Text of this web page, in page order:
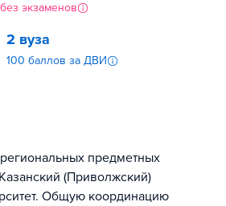
без экзаменов
2 вуза
100 баллов за ДВИ
предметных
(Приволжский)
Общую координацию